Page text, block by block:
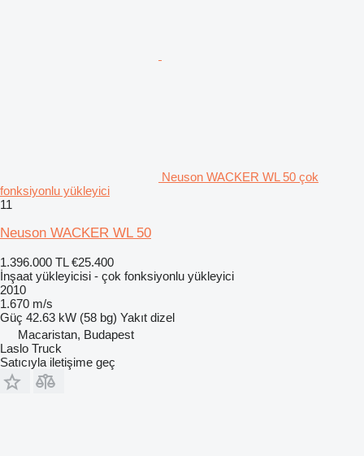
Neuson WACKER WL 50 çok
fonksiyonlu yükleyici
11
Neuson WACKER WL 50
1.396.000 TL €25.400
İnşaat yükleyicisi - çok fonksiyonlu yükleyici
2010
1.670 m/s
Güç 42.63 kW (58 bg) Yakıt dizel
Macaristan, Budapest
Laslo Truck
Satıcıyla iletişime geç